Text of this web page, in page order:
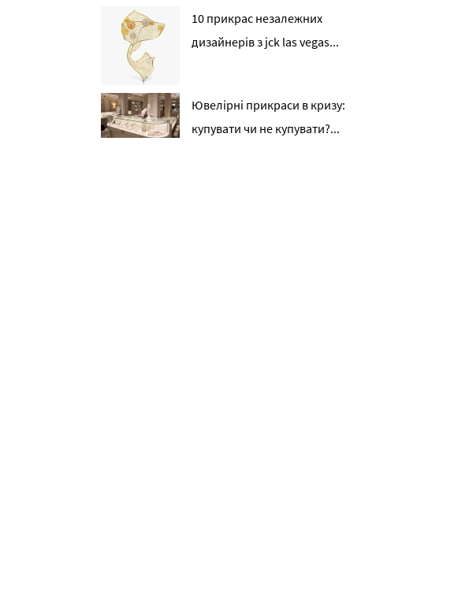
10 прикрас незалежних
дизайнерів з jck las vegas...
Ювелірні прикраси в кризу:
купувати чи не купувати?...